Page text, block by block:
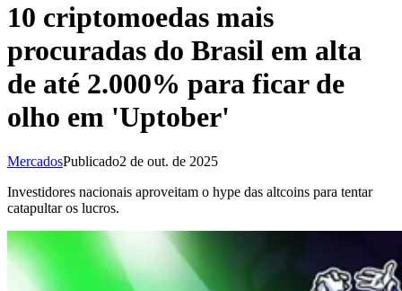
10 criptomoedas mais
procuradas do Brasil em alta
de até 2.000% para ficar de
olho em 'Uptober'
MercadosPublicado2 de out. de 2025
Investidores nacionais aproveitam o hype das altcoins para tentar
catapultar os lucros.